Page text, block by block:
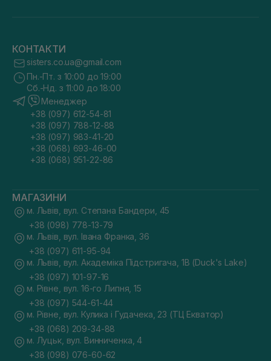
КОНТАКТИ
sisters.co.ua@gmail.com
Пн.-Пт. з 10:00 до 19:00
Сб.-Нд. з 11:00 до 18:00
Менеджер
+38 (097) 612-54-81
+38 (097) 788-12-88
+38 (097) 983-41-20
+38 (068) 693-46-00
+38 (068) 951-22-86
МАГАЗИНИ
м. Львів, вул. Степана Бандери, 45
+38 (098) 778-13-79
м. Львів, вул. Івана Франка, 36
+38 (097) 611-95-94
м. Львів, вул. Академіка Підстригача, 1В (Duck's Lake)
+38 (097) 101-97-16
м. Рівне, вул. 16-го Липня, 15
+38 (097) 544-61-44
м. Рівне, вул. Кулика і Гудачека, 23 (ТЦ Екватор)
+38 (068) 209-34-88
м. Луцьк, вул. Винниченка, 4
+38 (098) 076-60-62